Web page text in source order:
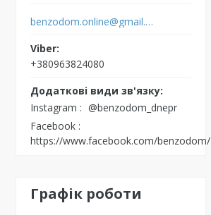
benzodom.online@gmail.com
+380963824080
Instagram
@benzodom_dnepr
Facebook
https://www.facebook.com/benzodom/
Графік роботи